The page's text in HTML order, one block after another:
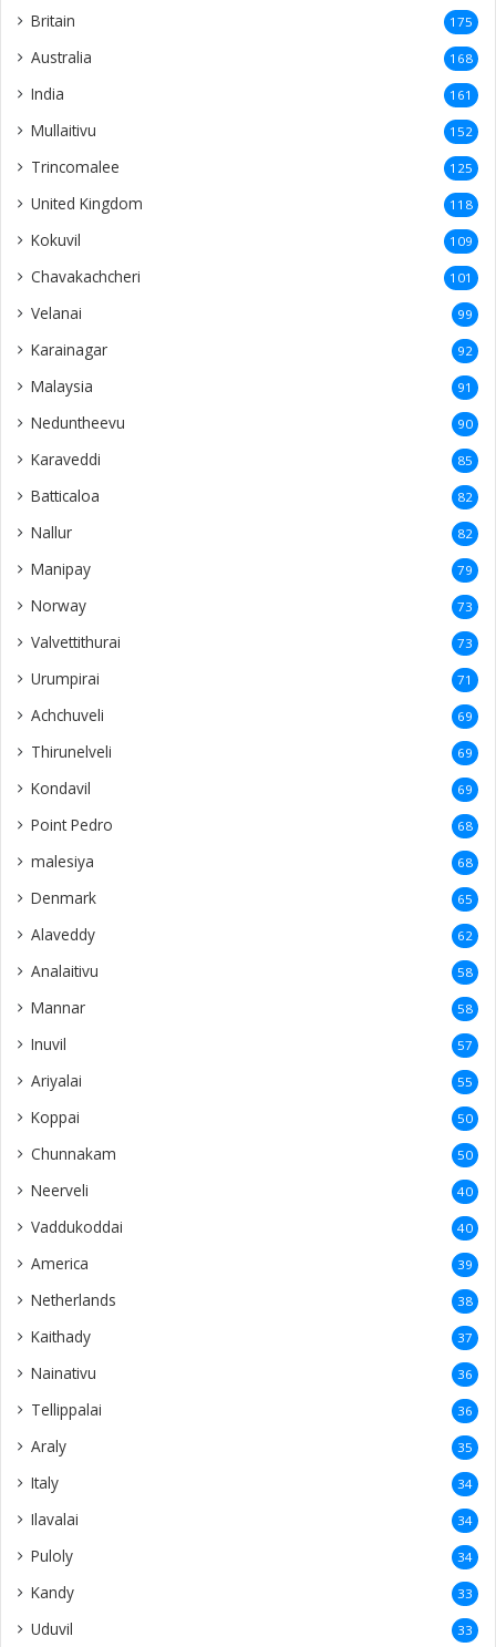
Britain 175
Australia 168
India 161
Mullaitivu 152
Trincomalee 125
United Kingdom 118
Kokuvil 109
Chavakachcheri 101
Velanai 99
Karainagar 92
Malaysia 91
Neduntheevu 90
Karaveddi 85
Batticaloa 82
Nallur 82
Manipay 79
Norway 73
Valvettithurai 73
Urumpirai 71
Achchuveli 69
Thirunelveli 69
Kondavil 69
Point Pedro 68
malesiya 68
Denmark 65
Alaveddy 62
Analaitivu 58
Mannar 58
Inuvil 57
Ariyalai 55
Koppai 50
Chunnakam 50
Neerveli 40
Vaddukoddai 40
America 39
Netherlands 38
Kaithady 37
Nainativu 36
Tellippalai 36
Araly 35
Italy 34
Ilavalai 34
Puloly 34
Kandy 33
Uduvil 33